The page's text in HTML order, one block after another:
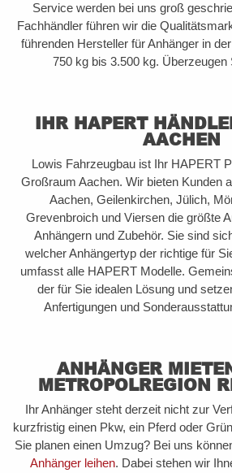
Service werden bei uns groß
Fachhändler führen wir die
führenden Hersteller für Anhänger in
750 kg bis 3.500 kg. Überzeugen
IHR HAPERT
AACHEN
Lowis Fahrzeugbau ist Ihr HAPERT
Großraum Aachen. Wir bieten Kunden
Aachen, Geilenkirchen, Jülich,
Grevenbroich und Viersen die größte
Anhängern und Zubehör. Sie sind
welcher Anhängertyp der richtige für
umfasst alle HAPERT Modelle.
der für Sie idealen Lösung und
Anfertigungen und
ANHÄNGER
METROPOLREGION
Ihr Anhänger steht derzeit nicht zur
kurzfristig einen Pkw, ein Pferd oder
Sie planen einen Umzug? Bei uns
Anhänger leihen. Dabei stehen wir